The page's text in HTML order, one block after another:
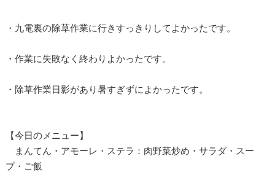
・九電裏の除草作業に行きすっきりしてよかったです。
・作業に失敗なく終わりよかったです。
・除草作業日影があり暑すぎずによかったです。
【今日のメニュー】
まんてん・アモーレ・ステラ：肉野菜炒め・サラダ・スー
プ・ご飯